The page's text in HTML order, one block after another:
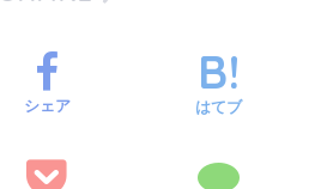
シェア はてブ